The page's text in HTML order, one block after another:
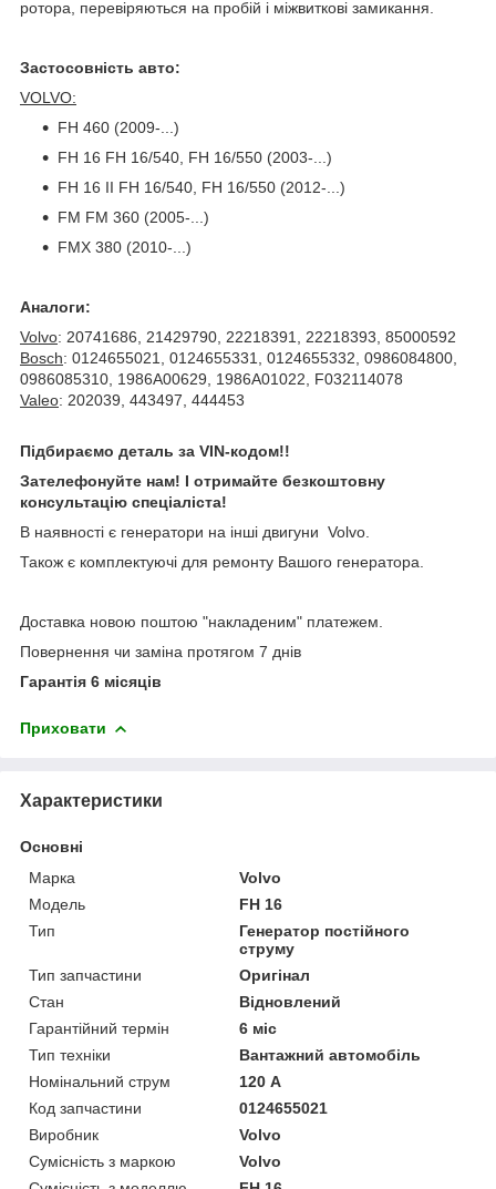
ротора, перевіряються на пробій і міжвиткові замикання.
Застосовність авто:
VOLVO:
FH 460 (2009-...)
FH 16 FH 16/540, FH 16/550 (2003-...)
FH 16 II FH 16/540, FH 16/550 (2012-...)
FM FM 360 (2005-...)
FMX 380 (2010-...)
Аналоги:
Volvo: 20741686, 21429790, 22218391, 22218393, 85000592
Bosch: 0124655021, 0124655331, 0124655332, 0986084800,
0986085310, 1986A00629, 1986A01022, F032114078
Valeo: 202039, 443497, 444453
Підбираємо деталь за VIN-кодом!!
Зателефонуйте нам! І отримайте безкоштовну
консультацію спеціаліста!
В наявності є генератори на інші двигуни Volvo.
Також є комплектуючі для ремонту Вашого генератора.
Доставка новою поштою "накладеним" платежем.
Повернення чи заміна протягом 7 днів
Гарантія 6 місяців
Приховати
Характеристики
Основні
Марка
Volvo
Модель
FH 16
Тип
Генератор постійного
струму
Тип запчастини
Оригінал
Стан
Відновлений
Гарантійний термін
6 міс
Тип техніки
Вантажний автомобіль
Номінальний струм
120 А
Код запчастини
0124655021
Виробник
Volvo
Сумісність з маркою
Volvo